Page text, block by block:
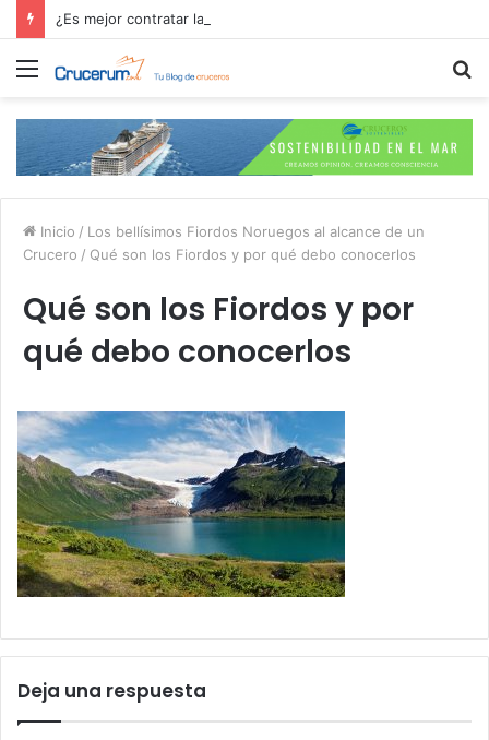
Menú
Inicio / Los bellísimos Fiordos Noruegos al alcance de un
Crucero / Qué son los Fiordos y por qué debo conocerlos
Qué son los Fiordos y por
qué debo conocerlos
Deja una respuesta